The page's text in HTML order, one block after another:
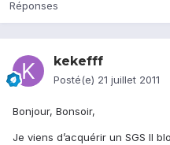
Réponses
kekefff
Posté(e) 21 juillet 2011
Bonjour, Bonsoir,
Je viens d’acquérir un SGS II